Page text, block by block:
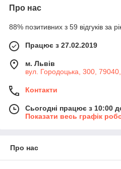
Про нас
88% позитивних з 59 відгуків за
Працює з 27.02.2019
м. Львів
вул. Городоцька, 300, 79040,
Контакти
Сьогодні працює з 10:00
Показати весь графік
Про нас